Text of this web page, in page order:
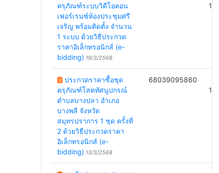
ครุภัณฑ์ระบบวิดีโอคอน
เฟอร์เรนซ์ห้องประชุมศรี
เจริญ พร้อมติดตั้ง จำนวน
1 ระบบ ด้วยวิธีประกวด
ราคาอิเล็กทรอนิกส์ (e-
bidding) 19/3/2568
ประกวดราคาซื้อชุด
ครุภัณฑ์โสตทัศนูปกรณ์
ตำบลบางปลา อำเภอ
บางพลี จังหวัด
สมุทรปราการ 1 ชุด ครั้งที่
2 ด้วยวิธีประกวดราคา
อิเล็กทรอนิกส์ (e-
bidding) 13/3/2568
68039095860